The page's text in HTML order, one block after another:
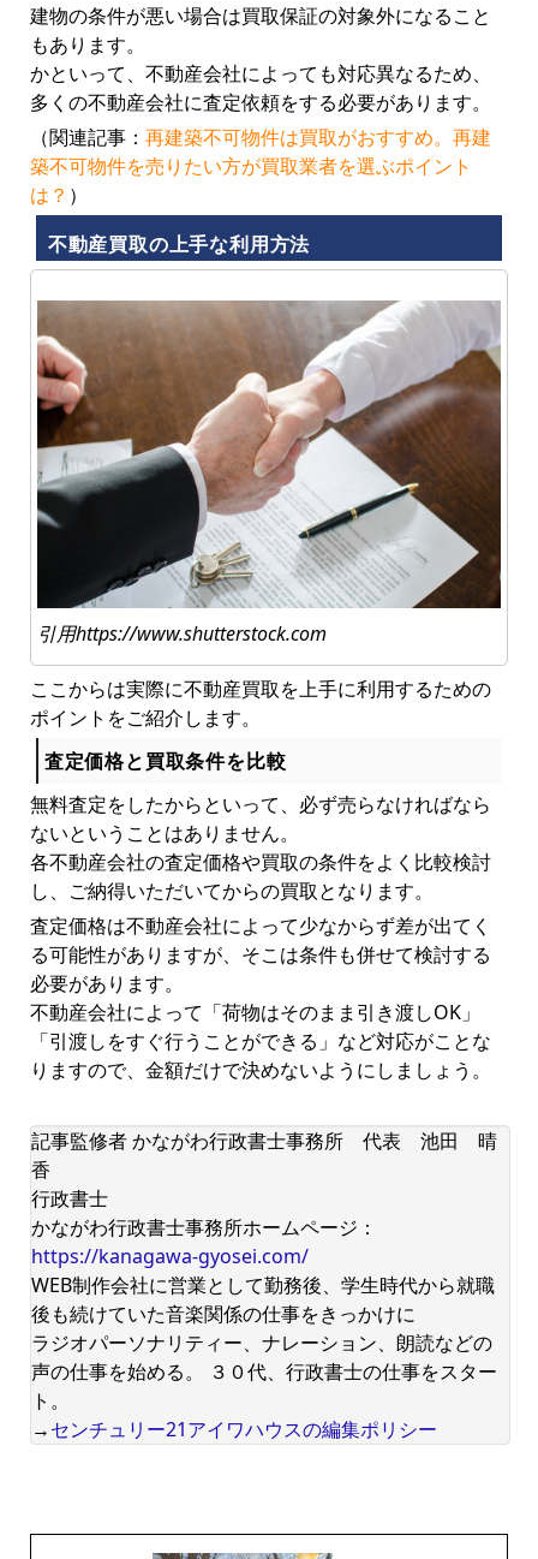
建物の条件が悪い場合は買取保証の対象外になること
もあります。
かといって、不動産会社によっても対応異なるため、
多くの不動産会社に査定依頼をする必要があります。
（関連記事： 再建築不可物件は買取がおすすめ。再建
築不可物件を売りたい方が買取業者を選ぶポイント
は？ ）
不動産買取の上手な利用方法
引用https://www.shutterstock.com
ここからは実際に不動産買取を上手に利用するための
ポイントをご紹介します。
査定価格と買取条件を比較
無料査定をしたからといって、必ず売らなければなら
ないということはありません。
各不動産会社の査定価格や買取の条件をよく比較検討
し、ご納得いただいてからの買取となります。
査定価格は不動産会社によって少なからず差が出てく
る可能性がありますが、そこは条件も併せて検討する
必要があります。
不動産会社によって「荷物はそのまま引き渡しOK」
「引渡しをすぐ行うことができる」など対応がことな
りますので、金額だけで決めないようにしましょう。
記事監修者 かながわ行政書士事務所 代表 池田 晴
香
行政書士
かながわ行政書士事務所ホームページ：
https://kanagawa-gyosei.com/
WEB制作会社に営業として勤務後、学生時代から就職
後も続けていた音楽関係の仕事をきっかけに
ラジオパーソナリティー、ナレーション、朗読などの
声の仕事を始める。 ３０代、行政書士の仕事をスター
ト。
→センチュリー21アイワハウスの編集ポリシー